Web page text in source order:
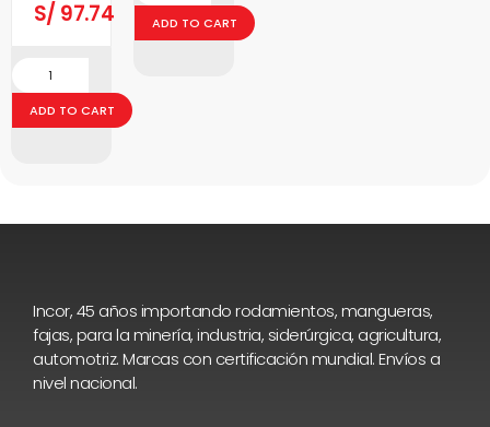
S/ 97.74
ADD TO CART
ADD TO CART
Incor, 45 años importando rodamientos, mangueras,
fajas, para la minería, industria, siderúrgica, agricultura,
automotriz. Marcas con certificación mundial. Envíos a
nivel nacional.